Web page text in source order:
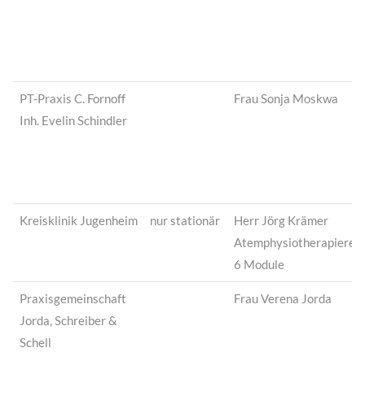
PT-Praxis C. Fornoff
Inh. Evelin Schindler
Frau Sonja Moskwa
Kreisklinik Jugenheim nur stationär
Herr Jörg Krämer
6 Module
Praxisgemeinschaft
Jorda, Schreiber &
Schell
Frau Verena Jorda